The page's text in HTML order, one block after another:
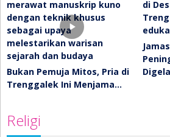
Bukan Pemuja Mitos, Pria di
Trenggalek Ini Menjama…
Religi